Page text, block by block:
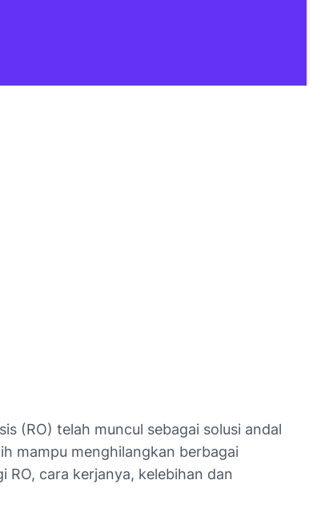
(RO) telah muncul sebagai solusi andal
mampu menghilangkan berbagai
cara kerjanya, kelebihan dan